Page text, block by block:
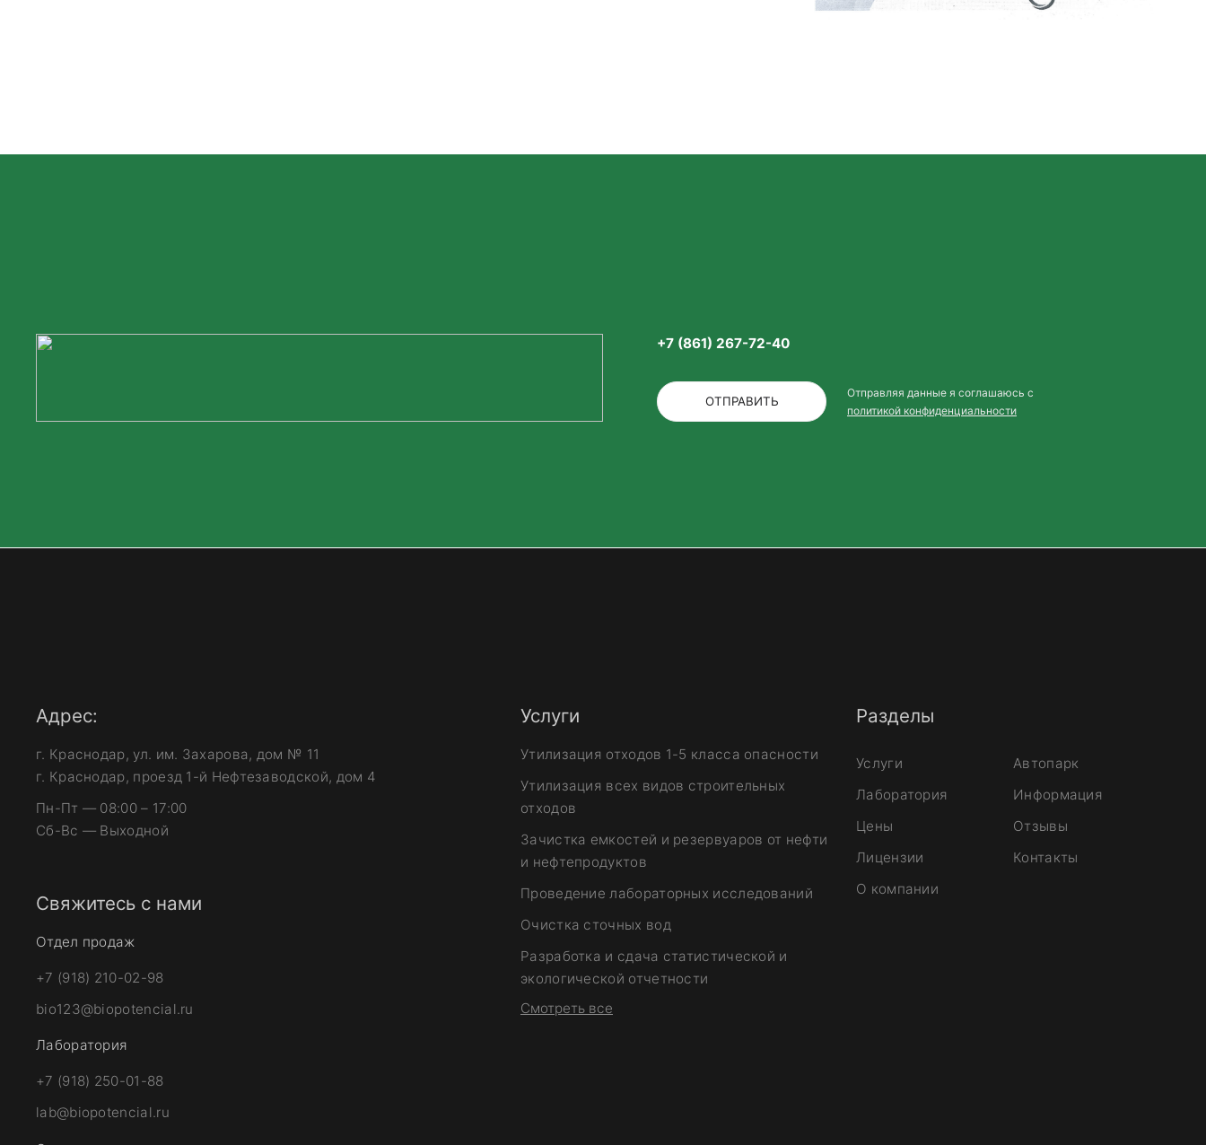
+7 (861) 267-72-40
ОТПРАВИТЬ
Отправляя данные я соглашаюсь с
политикой конфиденциальности
Адрес:
г. Краснодар, ул. им. Захарова, дом № 11
г. Краснодар, проезд 1-й Нефтезаводской, дом 4
Пн-Пт — 08:00 – 17:00
Сб-Вс — Выходной
Свяжитесь с нами
Отдел продаж
+7 (918) 210-02-98
bio123@biopotencial.ru
Лаборатория
+7 (918) 250-01-88
lab@biopotencial.ru
Услуги
Утилизация отходов 1-5 класса опасности
Утилизация всех видов строительных
отходов
Зачистка емкостей и резервуаров от нефти
и нефтепродуктов
Проведение лабораторных исследований
Очистка сточных вод
Разработка и сдача статистической и
экологической отчетности
Смотреть все
Разделы
Услуги
Лаборатория
Цены
Лицензии
О компании
Автопарк
Информация
Отзывы
Контакты